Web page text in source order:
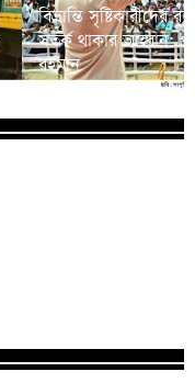
বিভ্রান্তি সৃষ্টিকারীদের
সতর্ক থাকার আহ্বান:
রহমান